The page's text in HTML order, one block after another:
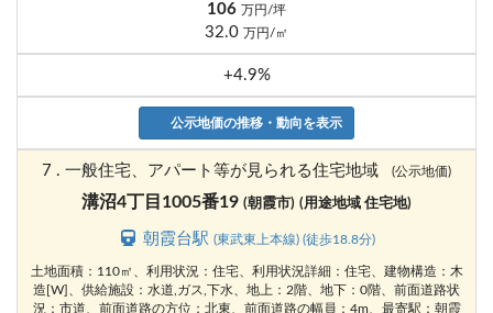
106 万円/坪
32.0 万円/㎡
+4.9%
公示地価の推移・動向を表示
7 . 一般住宅、アパート等が見られる住宅地域 (公示地価)
溝沼4丁目1005番19 (朝霞市) (用途地域 住宅地)
朝霞台駅(東武東上本線) (徒歩18.8分)
土地面積：110㎡、利用状況：住宅、利用状況詳細：住宅、建物構造：木
造[W]、供給施設：水道,ガス,下水、地上：2階、地下：0階、前面道路状
況：市道、前面道路の方位：北東、前面道路の幅員：4m、最寄駅：朝霞